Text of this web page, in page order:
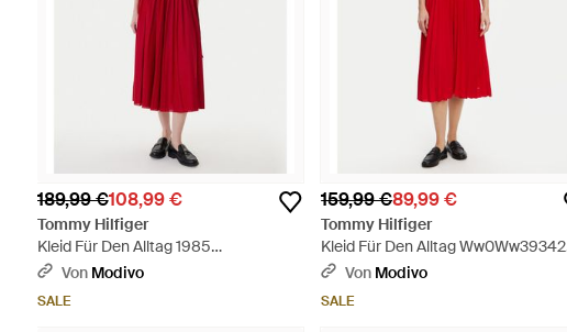
189,99 €108,99 €
Tommy Hilfiger
Kleid Für Den Alltag 1985
Ww0Ww45733 Regular Fit - Rot
Von Modivo
SALE
159,99 €89,99 €
Tommy Hilfiger
Kleid Für Den Alltag Ww0Ww39342
Regular Fit - Rot
Von Modivo
SALE